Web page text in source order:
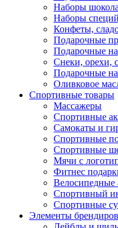
Наборы
Наборы
Конфеты,
Подарочные
Подарочные
Снеки, орехи,
Подарочные
Оливковое
Спортивные товары
Массажеры
Спортивные
Самокаты и
Спортивные
Спортивные
Мячи с
Фитнес
Велосипедные
Спортивный
Спортивные
Элементы